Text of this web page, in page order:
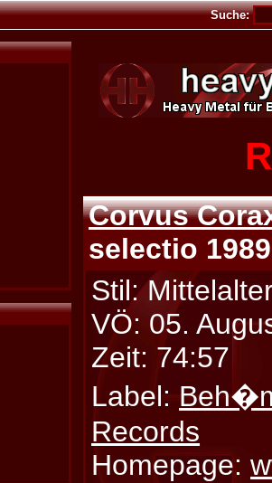
Suche:
Corvus
selectio
Stil:
VÖ: 05.
Zeit: 74:57
Label:
Records
Homepage: